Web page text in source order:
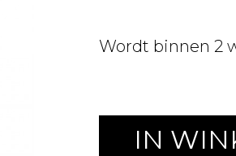
Wordt binnen 2
IN